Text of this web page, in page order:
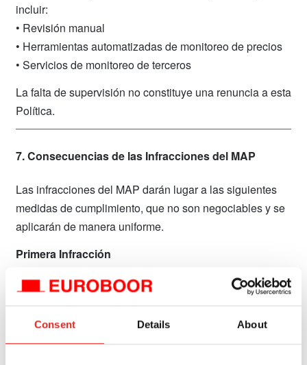
Consent Details About
incluir:
• Revisión manual
• Herramientas automatizadas de monitoreo de precios
• Servicios de monitoreo de terceros
La falta de supervisión no constituye una renuncia a esta
Política.
7. Consecuencias de las Infracciones del MAP
Las infracciones del MAP darán lugar a las siguientes
medidas de cumplimiento, que no son negociables y se
aplicarán de manera uniforme.
Primera Infracción
• Requisito de corregir la infracción en un plazo de 24
horas